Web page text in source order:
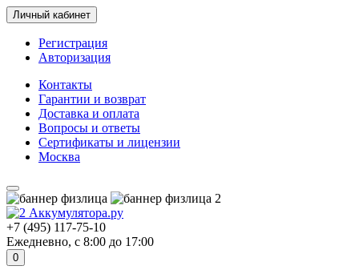
Личный кабинет
Регистрация
Авторизация
Контакты
Гарантии и возврат
Доставка и оплата
Вопросы и ответы
Сертификаты и лицензии
Москва
+7 (495) 117-75-10
Ежедневно, с 8:00 до 17:00
0